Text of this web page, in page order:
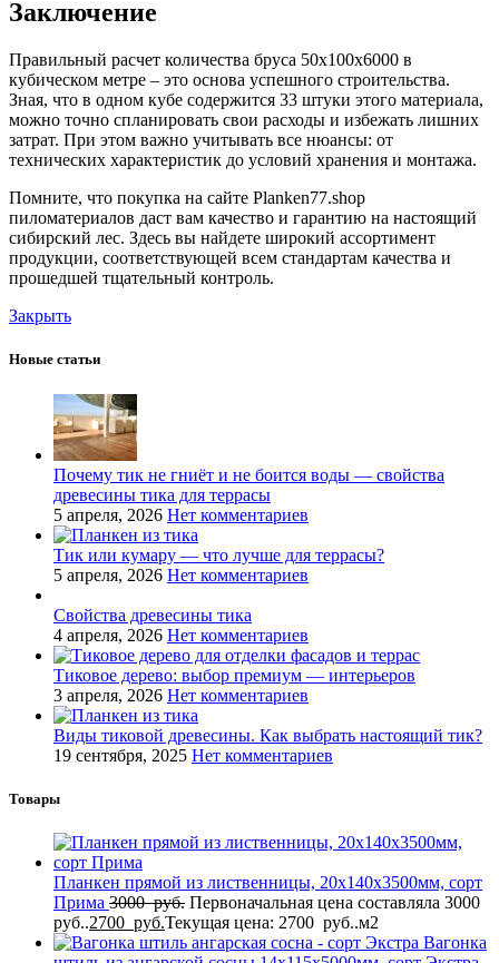
Заключение
Правильный расчет количества бруса 50х100х6000 в
кубическом метре – это основа успешного строительства.
Зная, что в одном кубе содержится 33 штуки этого материала,
можно точно спланировать свои расходы и избежать лишних
затрат. При этом важно учитывать все нюансы: от
технических характеристик до условий хранения и монтажа.
Помните, что покупка на сайте Planken77.shop
пиломатериалов даст вам качество и гарантию на настоящий
сибирский лес. Здесь вы найдете широкий ассортимент
продукции, соответствующей всем стандартам качества и
прошедшей тщательный контроль.
Закрыть
Новые статьи
Почему тик не гниёт и не боится воды — свойства
древесины тика для террасы
5 апреля, 2026 Нет комментариев
Тик или кумару — что лучше для террасы?
5 апреля, 2026 Нет комментариев
Свойства древесины тика
4 апреля, 2026 Нет комментариев
Тиковое дерево: выбор премиум — интерьеров
3 апреля, 2026 Нет комментариев
Виды тиковой древесины. Как выбрать настоящий тик?
19 сентября, 2025 Нет комментариев
Товары
Планкен прямой из лиственницы, 20x140x3500мм, сорт
Прима 3000руб. Первоначальная цена составляла 3000
руб..2700 руб.Текущая цена: 2700 руб..м2
Вагонка